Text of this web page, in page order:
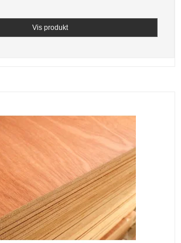
Vis produkt